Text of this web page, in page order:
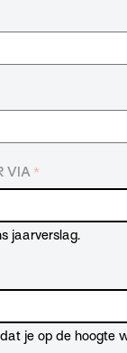
VIA *
jaarverslag.
je op de hoogte